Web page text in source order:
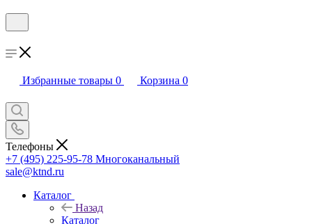
Избранные товары 0 Корзина 0
Телефоны
+7 (495) 225-95-78 Многоканальный
sale@ktnd.ru
Каталог
Назад
Каталог